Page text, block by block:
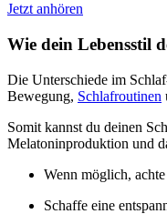
Jetzt anhören
Wie dein Lebensstil
Die Unterschiede im
Bewegung, Schlafroutinen
Somit kannst du deinen
Melatoninproduktion und
Wenn möglich,
Schaffe eine